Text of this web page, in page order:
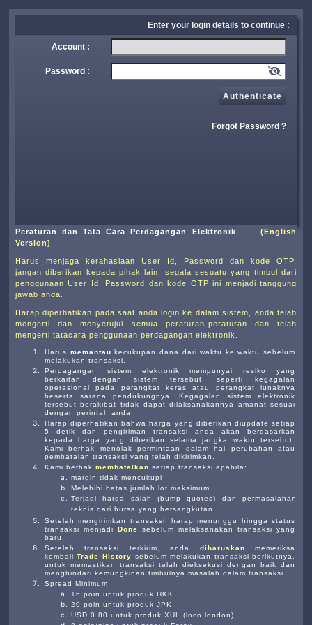
Enter your login details to continue :
Account :
Password :
Authenticate
Forgot Password ?
Peraturan dan Tata Cara Perdagangan Elektronik(English
Version)
Harus menjaga kerahasiaan User Id, Password dan kode OTP,
jangan diberikan kepada pihak lain, segala sesuatu yang timbul dari
penggunaan User Id, Password dan kode OTP ini menjadi tanggung
jawab anda.
Harap diperhatikan pada saat anda login ke dalam sistem, anda telah
mengerti dan menyetujui semua peraturan-peraturan dan telah
mengerti tatacara penggunaan perdagangan elektronik.
Harus memantau kecukupan dana dari waktu ke waktu sebelum
melakukan transaksi.
Perdagangan sistem elektronik mempunyai resiko yang
berkaitan dengan sistem tersebut, seperti kegagalan
operasional pada perangkat keras atau perangkat lunaknya
beserta sarana pendukungnya. Kegagalan sistem elektronik
tersebut berakibat tidak dapat dilaksanakannya amanat sesuai
dengan perintah anda.
Harap diperhatikan bahwa harga yang diberikan diupdate setiap
5 detik dan pengiriman transaksi anda akan berdasarkan
kepada harga yang diberikan selama jangka waktu tersebut.
Kami berhak menolak permintaan dalam hal perubahan atau
pembatalan transaksi yang telah dikirimkan.
Kami berhak membatalkan setiap transaksi apabila:
margin tidak mencukupi
Melebihi batas jumlah lot maksimum
Terjadi harga salah (bump quotes) dan permasalahan
teknis dari bursa yang bersangkutan.
Setelah mengirimkan transaksi, harap menunggu hingga status
transaksi menjadi Done sebelum melaksanakan transaksi yang
baru.
Setelah transaksi terkirim, anda diharuskan memeriksa
kembaliTrade History sebelum melakukan transaksi berikutnya,
untuk memastikan transaksi telah dieksekusi dengan baik dan
menghindari kemungkinan timbulnya masalah dalam transaksi.
Spread Minimum
16 poin untuk produk HKK
20 poin untuk produk JPK
USD 0.80 untuk produk XUL (loco london)